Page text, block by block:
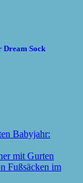
Dream Sock
Babyjahr: